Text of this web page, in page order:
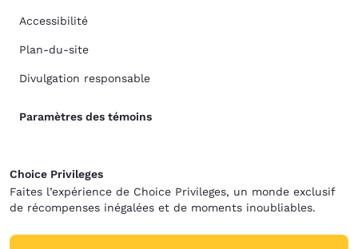
Accessibilité
Plan-du-site
Divulgation responsable
Paramètres des témoins
Choice Privileges
Faites l’expérience de Choice Privileges, un monde exclusif
de récompenses inégalées et de moments inoubliables.